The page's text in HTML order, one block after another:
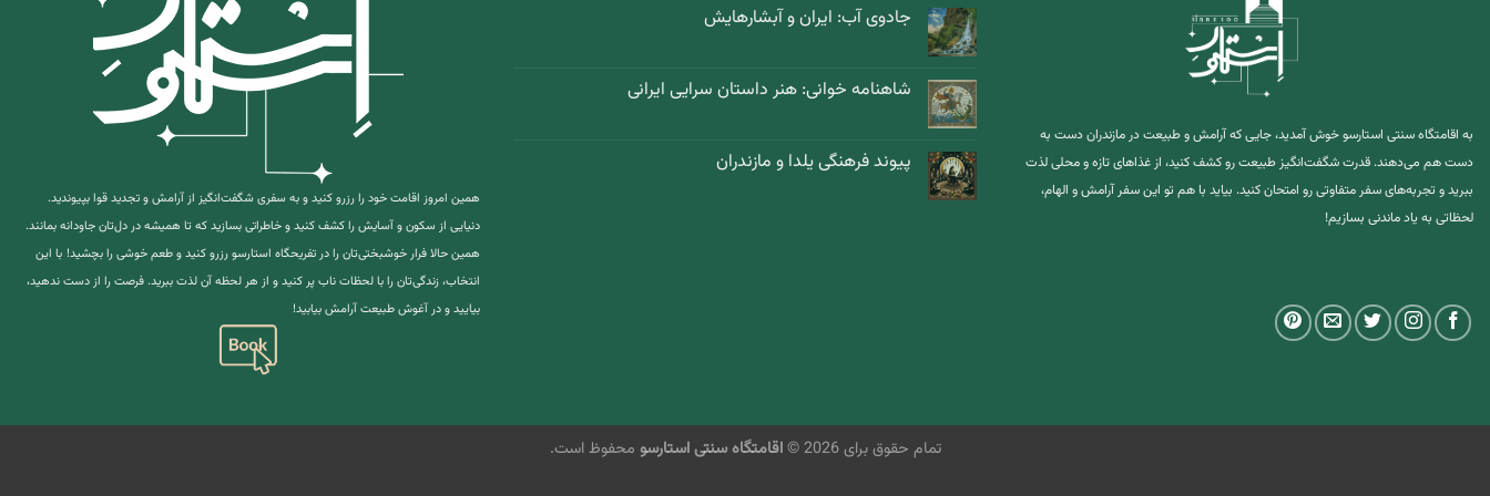
به اقامتگاه سنتی استارسو خوش آمدید، جایی که آرامش و طبیعت در مازندران دست به
دست هم می‌دهند. قدرت شگفت‌انگیز طبیعت رو کشف کنید، از غذاهای تازه و محلی لذت
ببرید و تجربه‌های سفر متفاوتی رو امتحان کنید. بیاید با هم تو این سفر آرامش و الهام،
لحظاتی به یاد ماندنی بسازیم!
جادوی آب: ایران و آبشارهایش
شاهنامه خوانی: هنر داستان سرایی ایرانی
پیوند فرهنگی یلدا و مازندران
همین امروز اقامت خود را رزرو کنید و به سفری شگفت‌انگیز از آرامش و تجدید قوا بپیوندید.
دنیایی از سکون و آسایش را کشف کنید و خاطراتی بسازید که تا همیشه در دل‌تان جاودانه بمانند.
همین حالا فرار خوشبختی‌تان را در تفریحگاه استارسو رزرو کنید و طعم خوشی را بچشید! با این
انتخاب، زندگی‌تان را با لحظات ناب پر کنید و از هر لحظه آن لذت ببرید. فرصت را از دست ندهید،
بیایید و در آغوش طبیعت آرامش بیابید!
تمام حقوق برای 2026 © اقامتگاه سنتی استارسو محفوظ است.